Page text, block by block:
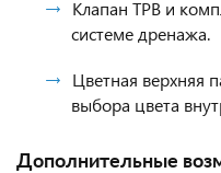
Клапан ТРВ и
системе дренажа.
Цветная верхняя
выбора цвета
Дополнительные